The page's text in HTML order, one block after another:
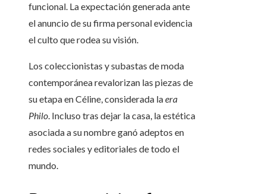
funcional. La expectación generada ante
el anuncio de su firma personal evidencia
el culto que rodea su visión.
Los coleccionistas y subastas de moda
contemporánea revalorizan las piezas de
su etapa en Céline, considerada laera
Philo. Incluso tras dejar la casa, la estética
asociada a su nombre ganó adeptos en
redes sociales y editoriales de todo el
mundo.